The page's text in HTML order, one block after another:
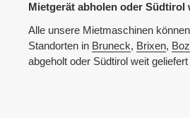
Mietgerät abholen oder Südtirol
Alle unsere Mietmaschinen
Standorten in Bruneck, Brixen,
abgeholt oder Südtirol weit